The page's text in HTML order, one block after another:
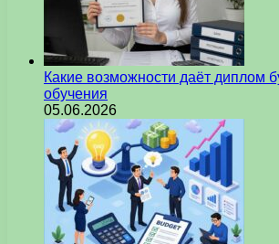
Какие возможности даёт диплом
обучения
05.06.2026